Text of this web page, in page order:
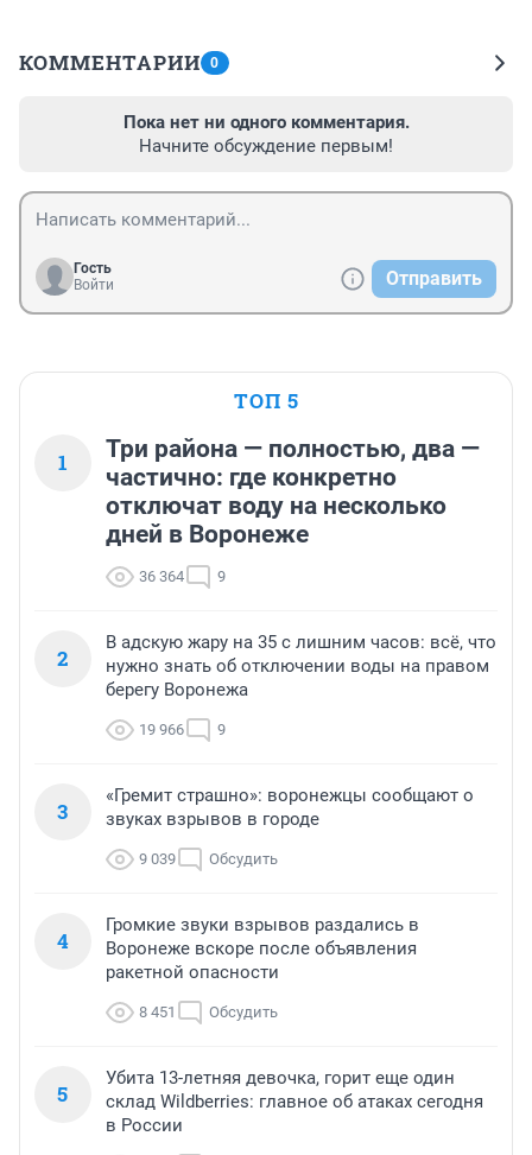
КОММЕНТАРИИ 0
Пока нет ни одного комментария.
Начните обсуждение первым!
Гость
Войти
Отправить
ТОП 5
1
Три района — полностью, два —
частично: где конкретно
отключат воду на несколько
дней в Воронеже
36 364 9
2
В адскую жару на 35 с лишним часов: всё, что
нужно знать об отключении воды на правом
берегу Воронежа
19 966 9
3
«Гремит страшно»: воронежцы сообщают о
звуках взрывов в городе
9 039 Обсудить
4
Громкие звуки взрывов раздались в
Воронеже вскоре после объявления
ракетной опасности
8 451 Обсудить
5
Убита 13-летняя девочка, горит еще один
склад Wildberries: главное об атаках сегодня
в России